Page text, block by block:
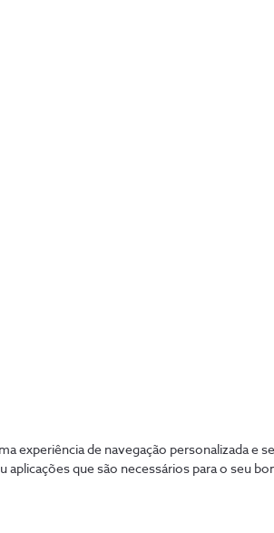
experiência de navegação personalizada e
que são necessários para o seu